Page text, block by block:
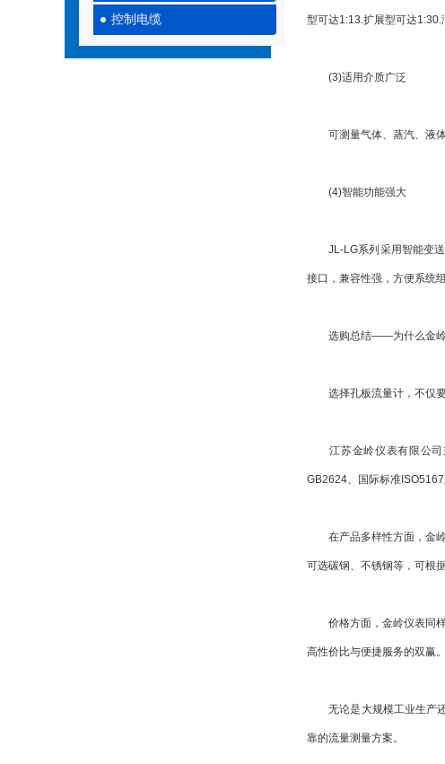
控制电缆 型可达1:13.扩展型可达1:30.
(3)适用介质广泛
可测量气体、蒸汽、液体
(4)智能功能强大
JL-LG系列采用智能变送
接口，兼容性强，方便系统
选购总结——为什么金岭
选择孔板流量计，不仅要
江苏金岭仪表有限公司秉
GB2624、国际标准
在产品多样性方面，金岭
可选碳钢、不锈钢等，可根
价格方面，金岭仪表同样
高性价比与便捷服务的双赢。
无论是大规模工业生产还
靠的流量测量方案。